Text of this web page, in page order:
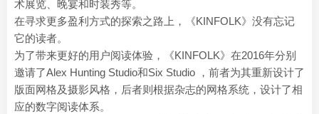
术展览、晚宴和时装秀等。
在寻求更多盈利方式的探索之路上，《KINFOLK》没有忘记
它的读者。
为了带来更好的用户阅读体验，《KINFOLK》在2016年分别
邀请了Alex Hunting Studio和Six Studio ，前者为其重新设计了
版面网格及摄影风格，后者则根据杂志的网格系统，设计了相
应的数字阅读体系。